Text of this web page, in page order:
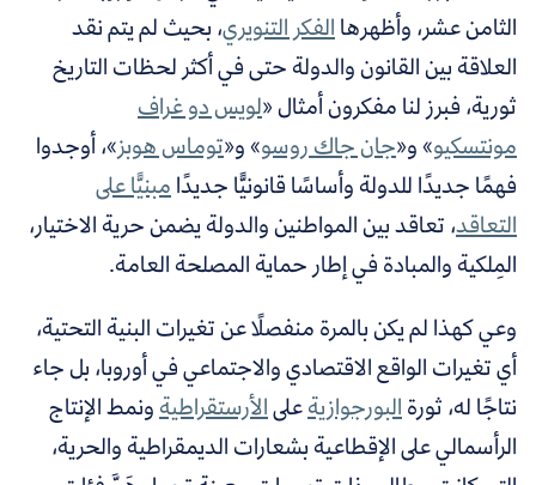
الثامن عشر، وأظهرهاالفكر التنويري، بحيث لم يتم نقد
العلاقة بين القانون والدولة حتى في أكثر لحظات التاريخ
ثورية، فبرز لنا مفكرون أمثال «لويس دو غراف
مونتسكيو»و«جان جاك روسو»و«توماس هوبز»،أوجدوا
فهمًا جديدًا للدولة وأساسًا قانونيًّا جديدًامبنيًّا على
التعاقد،تعاقد بين المواطنين والدولة يضمن حرية الاختيار،
المِلكية والمبادة في إطار حماية المصلحة العامة.
وعي كهذا لم يكن بالمرة منفصلًا عن تغيرات البنية التحتية،
أي تغيرات الواقع الاقتصادي والاجتماعي في أوروبا، بل جاء
نتاجًا له، ثورةالبورجوازيةعلىالأرستقراطيةونمط الإنتاج
الرأسمالي على الإقطاعية بشعارات الديمقراطية والحرية،